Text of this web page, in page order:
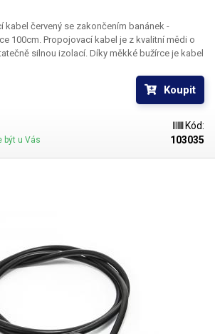
kabel červený se zakončením banánek -
100cm. Propojovací kabel je z kvalitní mědi o
silnou izolací. Díky měkké bužírce je kabel
každý konec kabelu disponuje jak samcem, tak
zdrojů, do školních elektro laboratoří, k
Koupit
být u Vás
Kód:
103035